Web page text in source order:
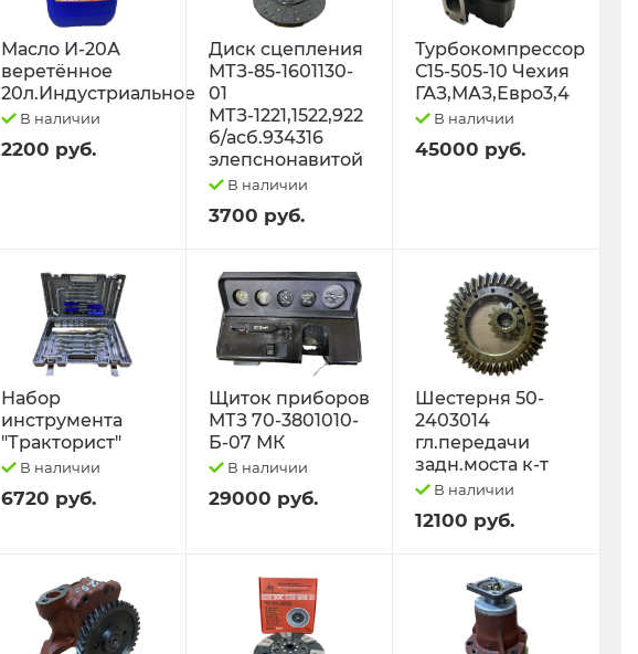
Масло И-20А
веретённое
20л.Индустриальное
В наличии
2200 руб.
Диск сцепления
МТЗ-85-1601130-
01
МТЗ-1221,1522,922
б/асб.934316
элепснонавитой
В наличии
3700 руб.
Турбокомпрессор
С15-505-10 Чехия
ГАЗ,МАЗ,Евро3,4
В наличии
45000 руб.
Набор
инструмента
"Тракторист"
В наличии
6720 руб.
Щиток приборов
МТЗ 70-3801010-
Б-07 МК
В наличии
29000 руб.
Шестерня 50-
2403014
гл.передачи
задн.моста к-т
В наличии
12100 руб.